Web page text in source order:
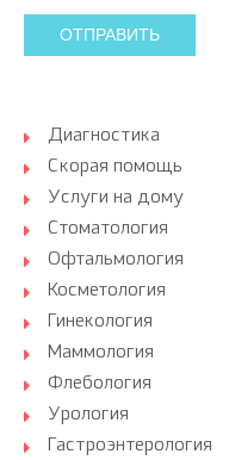
ОТПРАВИТЬ
Диагностика
Скорая помощь
Услуги на дому
Стоматология
Офтальмология
Косметология
Гинекология
Маммология
Флебология
Урология
Гастроэнтерология